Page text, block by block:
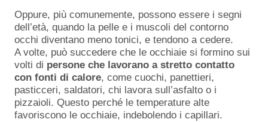
Oppure, più comunemente, possono essere i segni
dell’età, quando la pelle e i muscoli del contorno
occhi diventano meno tonici, e tendono a cedere.
A volte, può succedere che le occhiaie si formino sui
volti di persone che lavorano a stretto contatto
con fonti di calore, come cuochi, panettieri,
pasticceri, saldatori, chi lavora sull’asfalto o i
pizzaioli. Questo perché le temperature alte
favoriscono le occhiaie, indebolendo i capillari.